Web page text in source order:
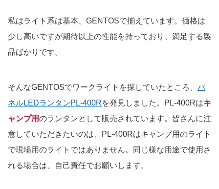
私はライト系は基本、GENTOSで揃えています。価格は
少し高いですが期待以上の性能を持っており、満足する製
品ばかりです。
そんなGENTOSでワークライトを探していたところ、 パ
ネルLEDランタンPL-400Rを発見しました。PL-400Rはキ
ャンプ用のランタンとして販売されています。皆さんに注
意していただきたいのは、PL-400Rはキャンプ用のライト
で現場用のライトではありません。同じ様な用途で使用さ
れる場合は、自己責任でお願いします。